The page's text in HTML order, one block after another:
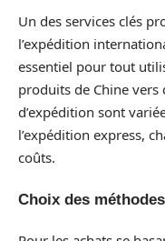
Un des services clés
l’expédition
essentiel pour tout
produits de Chine vers
d’expédition sont
l’expédition express,
coûts.
Choix des